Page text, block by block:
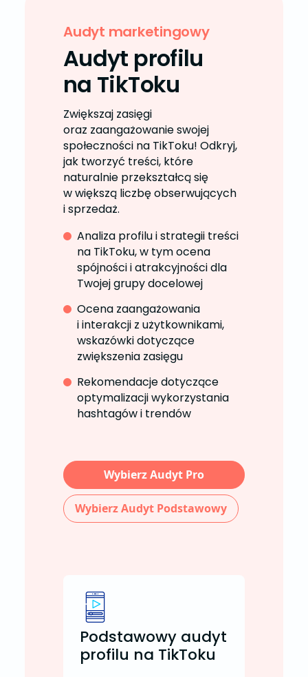
Audyt marketingowy
Audyt profilu
na TikToku
Zwiększaj zasięgi
oraz zaangażowanie swojej
społeczności na TikToku! Odkryj,
jak tworzyć treści, które
naturalnie przekształcą się
w większą liczbę obserwujących
i sprzedaż.
Analiza profilu i strategii treści
na TikToku, w tym ocena
spójności i atrakcyjności dla
Twojej grupy docelowej
Ocena zaangażowania
i interakcji z użytkownikami,
wskazówki dotyczące
zwiększenia zasięgu
Rekomendacje dotyczące
optymalizacji wykorzystania
hashtagów i trendów
Wybierz Audyt Pro
Wybierz Audyt Podstawowy
Podstawowy audyt
profilu na TikToku